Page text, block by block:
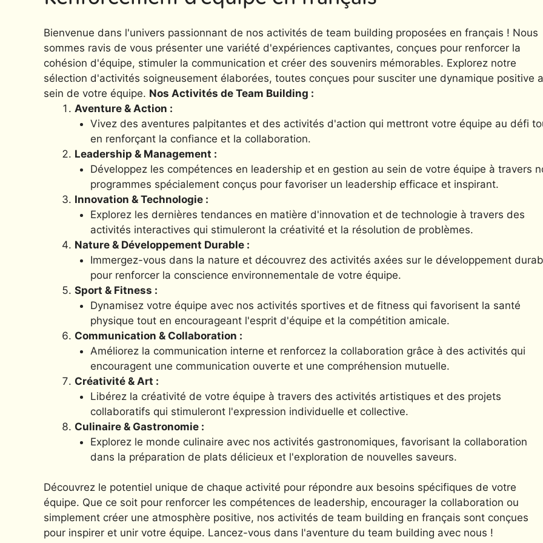
Bienvenue dans l'univers passionnant de nos activités de team building proposées en français ! Nous
sommes ravis de vous présenter une variété d'expériences captivantes, conçues pour renforcer la
cohésion d'équipe, stimuler la communication et créer des souvenirs mémorables. Explorez notre
sélection d'activités soigneusement élaborées, toutes conçues pour susciter une dynamique positive
sein de votre équipe. Nos Activités de Team Building :
Aventure & Action :
Vivez des aventures palpitantes et des activités d'action qui mettront votre équipe au défi
en renforçant la confiance et la collaboration.
Leadership & Management :
Développez les compétences en leadership et en gestion au sein de votre équipe à travers
programmes spécialement conçus pour favoriser un leadership efficace et inspirant.
Innovation & Technologie :
Explorez les dernières tendances en matière d'innovation et de technologie à travers des
activités interactives qui stimuleront la créativité et la résolution de problèmes.
Nature & Développement Durable :
Immergez-vous dans la nature et découvrez des activités axées sur le développement
pour renforcer la conscience environnementale de votre équipe.
Sport & Fitness :
Dynamisez votre équipe avec nos activités sportives et de fitness qui favorisent la santé
physique tout en encourageant l'esprit d'équipe et la compétition amicale.
Communication & Collaboration :
Améliorez la communication interne et renforcez la collaboration grâce à des activités qui
encouragent une communication ouverte et une compréhension mutuelle.
Créativité & Art :
Libérez la créativité de votre équipe à travers des activités artistiques et des projets
collaboratifs qui stimuleront l'expression individuelle et collective.
Culinaire & Gastronomie :
Explorez le monde culinaire avec nos activités gastronomiques, favorisant la collaboration
dans la préparation de plats délicieux et l'exploration de nouvelles saveurs.
Découvrez le potentiel unique de chaque activité pour répondre aux besoins spécifiques de votre
équipe. Que ce soit pour renforcer les compétences de leadership, encourager la collaboration ou
simplement créer une atmosphère positive, nos activités de team building en français sont conçues
pour inspirer et unir votre équipe. Lancez-vous dans l'aventure du team building avec nous !